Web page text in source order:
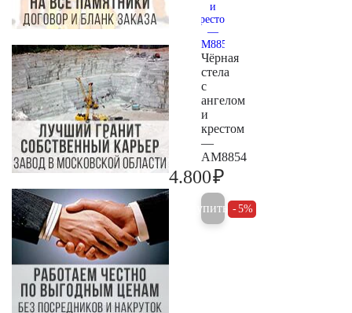
Чёрная
стела
с
ангелом
и
крестом
—
AM8854
4.800₽
Купить 5%